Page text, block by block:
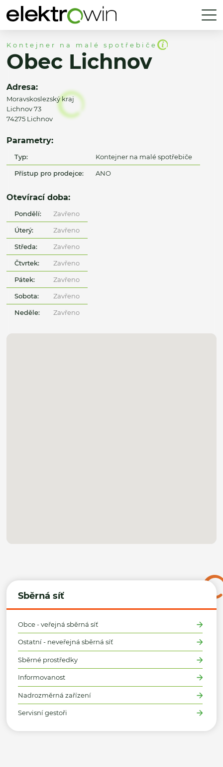
Sběrná síť
Obce - veřejná sběrná síť
Ostatní - neveřejná sběrná síť
Sběrné prostředky
Informovanost
Nadrozměrná zařízení
Servisní gestoři
Kontejner na malé spotřebiče
Obec Lichnov
Adresa:
Moravskoslezský kraj
Lichnov 73
74275 Lichnov
Parametry:
Typ: Kontejner na malé spotřebiče
Přístup pro prodejce: ANO
Otevírací doba:
Pondělí: Zavřeno
Úterý: Zavřeno
Středa: Zavřeno
Čtvrtek: Zavřeno
Pátek: Zavřeno
Sobota: Zavřeno
Neděle: Zavřeno